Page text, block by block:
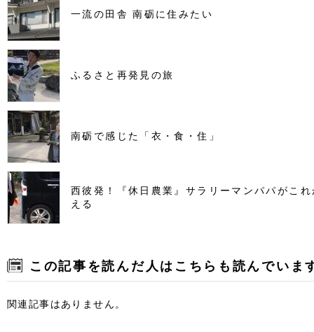
一流の田舎 南砺に住みたい
ふるさと再発見の旅
南砺で感じた「衣・食・住」
西彼発！『休日農業』サラリーマンパパがこ
える
この記事を読んだ人はこちらも読んでいま
関連記事はありません。